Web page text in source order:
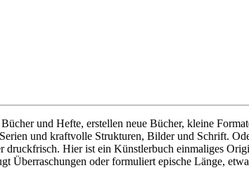
und Hefte, erstellen neue Bücher, kleine
und kraftvolle Strukturen, Bilder und Schrift.
druckfrisch. Hier ist ein Künstlerbuch einmaliges
Überraschungen oder formuliert epische Länge,